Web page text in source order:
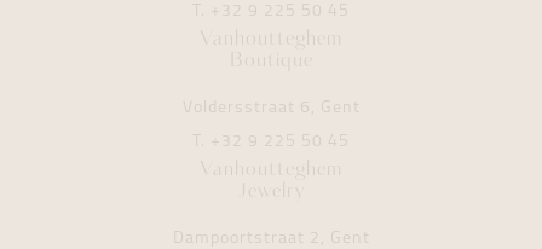
T. +32 9 225 50 45
Vanhoutteghem
Boutique
Voldersstraat 6, Gent
T. +32 9 225 50 45
Vanhoutteghem
Jewelry
Dampoortstraat 2, Gent